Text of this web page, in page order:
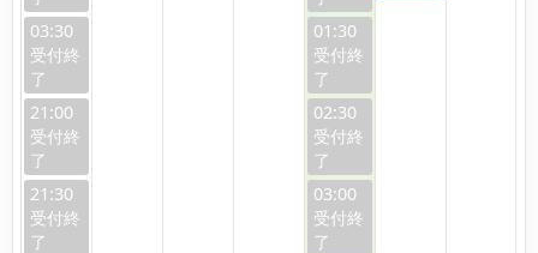
03:30
21:00
21:30
01:30
02:30
03:00